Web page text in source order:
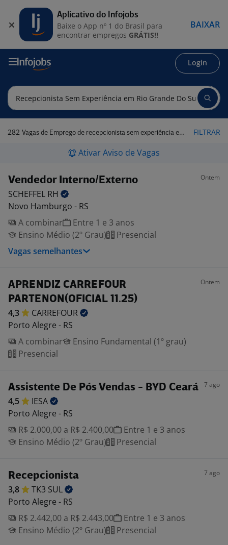
Login
282 Vagas de Emprego de recepcionista sem experiência em Rio Grande do Sul FILTRAR
Ativar Aviso de Vagas
Vendedor Interno/Externo Ontem
SCHEFFEL RH
Novo Hamburgo - RS
A combinar
Entre 1 e 3 anos
Ensino Médio (2º Grau)
Presencial
Vagas semelhantes
APRENDIZ CARREFOUR
PARTENON(OFICIAL 11.25)
Ontem
4,3
CARREFOUR
Porto Alegre - RS
A combinar
Ensino Fundamental (1º grau)
Presencial
Assistente De Pós Vendas - BYD Ceará 7 ago
4,5
IESA
Porto Alegre - RS
R$ 2.000,00 a R$ 2.400,00
Entre 1 e 3 anos
Ensino Médio (2º Grau)
Presencial
Recepcionista 7 ago
3,8 TK3 SUL
Porto Alegre - RS
R$ 2.442,00 a R$ 2.443,00
Entre 1 e 3 anos
Ensino Médio (2º Grau)
Presencial
Aplicativo do Infojobs
Baixe o App nº 1 do Brasil para
encontrar empregos GRÁTIS!!
BAIXAR